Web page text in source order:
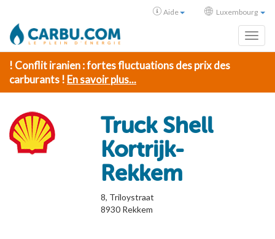
Aide Luxembourg
! Conflit iranien : fortes fluctuations des prix des
carburants ! En savoir plus...
Truck Shell
Kortrijk-
Rekkem
8, Triloystraat
8930 Rekkem